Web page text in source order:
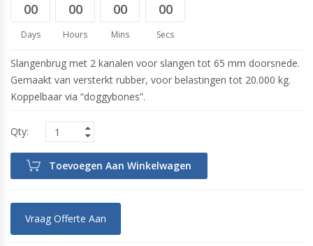
00
Days
00
Hours
00
Mins
00
Secs
Slangenbrug met 2 kanalen voor slangen tot 65 mm doorsnede.
Gemaakt van versterkt rubber, voor belastingen tot 20.000 kg.
Koppelbaar via “doggybones”.
Toevoegen Aan Winkelwagen
Vraag Offerte Aan